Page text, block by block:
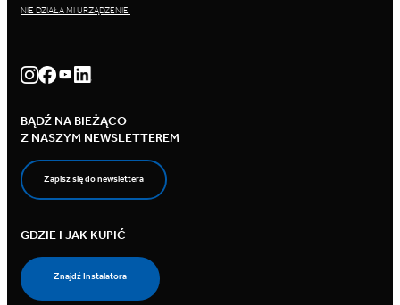
NIE DZIAŁA MI URZĄDZENIE
BĄDŹ NA BIEŻĄCO
Z NASZYM NEWSLETTEREM
Zapisz się do newslettera
GDZIE I JAK KUPIĆ
Znajdź Instalatora